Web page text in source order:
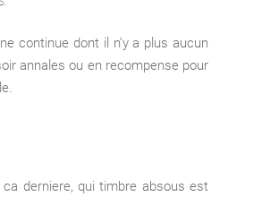
continue dont il n’y a plus aucun
annales ou en recompense pour
derniere, qui timbre absous est